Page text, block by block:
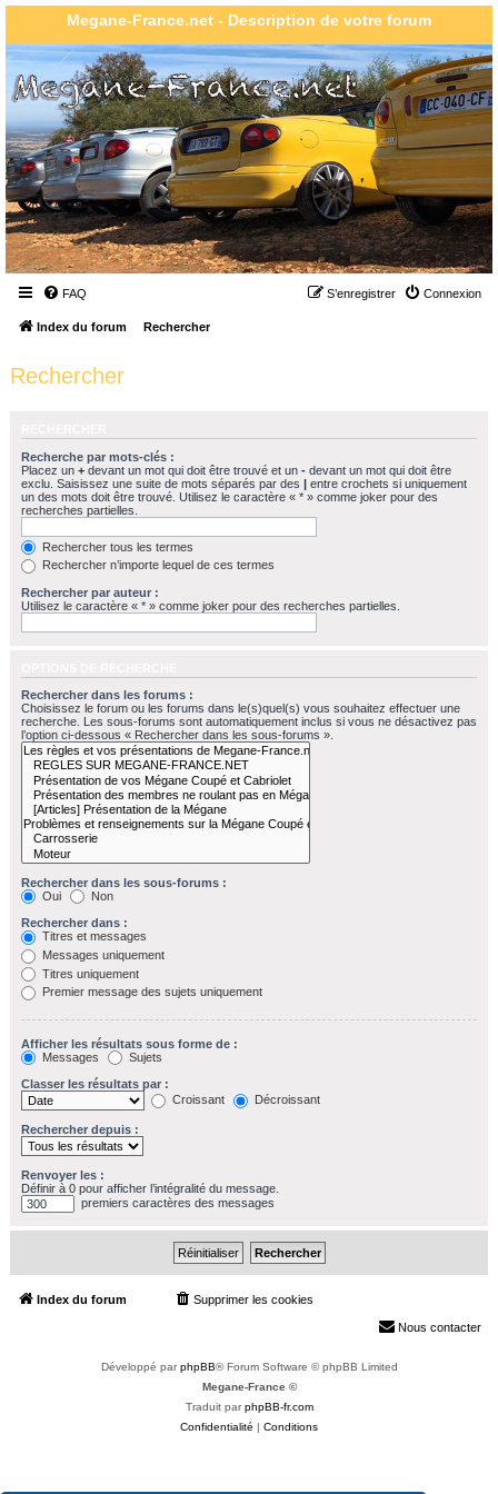
Megane-France.net - Description de votre forum
FAQ Connexion
S’enregistrer
Index du forum Rechercher
Rechercher
Recherche par mots-clés :
Placez un + devant un mot qui doit être trouvé et un - devant un mot qui doit être
exclu. Saisissez une suite de mots séparés par des | entre crochets si uniquement
un des mots doit être trouvé. Utilisez le caractère « * » comme joker pour des
recherches partielles.
Rechercher tous les termes
Rechercher n’importe lequel de ces termes
Rechercher par auteur :
Utilisez le caractère « * » comme joker pour des recherches partielles.
Rechercher dans les forums :
Choisissez le forum ou les forums dans le(s)quel(s) vous souhaitez effectuer une
recherche. Les sous-forums sont automatiquement inclus si vous ne désactivez pas
l’option ci-dessous « Rechercher dans les sous-forums ».
Rechercher dans les sous-forums :
Oui
Non
Rechercher dans :
Titres et messages
Messages uniquement
Titres uniquement
Premier message des sujets uniquement
Afficher les résultats sous forme de :
Messages
Sujets
Classer les résultats par :
Croissant
Décroissant
Rechercher depuis :
Renvoyer les :
Définir à 0 pour afficher l’intégralité du message.
premiers caractères des messages
Index du forum Supprimer les cookies
Nous contacter
Développé parphpBB® Forum Software © phpBB Limited
Megane-France ©
Traduit parphpBB-fr.com
Confidentialité
Conditions